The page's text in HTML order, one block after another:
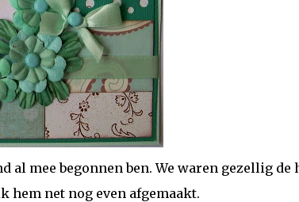
al mee begonnen ben. We waren gezellig de
hem net nog even afgemaakt.